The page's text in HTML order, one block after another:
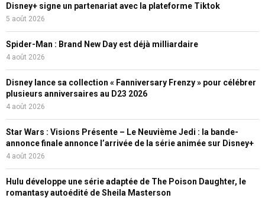
Disney+ signe un partenariat avec la plateforme Tiktok
5 août 2026
Spider-Man : Brand New Day est déjà milliardaire
4 août 2026
Disney lance sa collection « Fanniversary Frenzy » pour célébrer
plusieurs anniversaires au D23 2026
4 août 2026
Star Wars : Visions Présente – Le Neuvième Jedi : la bande-
annonce finale annonce l’arrivée de la série animée sur Disney+
4 août 2026
Hulu développe une série adaptée de The Poison Daughter, le
romantasy autoédité de Sheila Masterson